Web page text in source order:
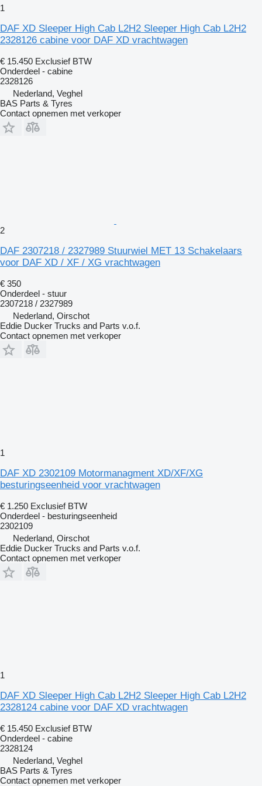
1
DAF XD Sleeper High Cab L2H2 Sleeper High Cab L2H2
2328126 cabine voor DAF XD vrachtwagen
€ 15.450 Exclusief BTW
Onderdeel - cabine
2328126
Nederland, Veghel
BAS Parts & Tyres
Contact opnemen met verkoper
2
DAF 2307218 / 2327989 Stuurwiel MET 13 Schakelaars
voor DAF XD / XF / XG vrachtwagen
€ 350
Onderdeel - stuur
2307218 / 2327989
Nederland, Oirschot
Eddie Ducker Trucks and Parts v.o.f.
Contact opnemen met verkoper
1
DAF XD 2302109 Motormanagment XD/XF/XG
besturingseenheid voor vrachtwagen
€ 1.250 Exclusief BTW
Onderdeel - besturingseenheid
2302109
Nederland, Oirschot
Eddie Ducker Trucks and Parts v.o.f.
Contact opnemen met verkoper
1
DAF XD Sleeper High Cab L2H2 Sleeper High Cab L2H2
2328124 cabine voor DAF XD vrachtwagen
€ 15.450 Exclusief BTW
Onderdeel - cabine
2328124
Nederland, Veghel
BAS Parts & Tyres
Contact opnemen met verkoper